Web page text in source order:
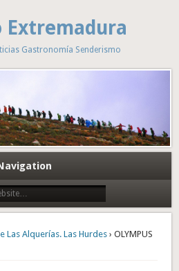
Extremadura
Gastronomía Senderismo
Las Alquerías. Las Hurdes › OLYMPUS